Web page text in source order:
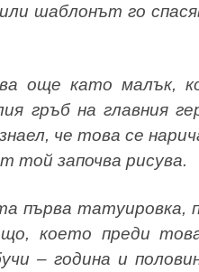
шаблонът го
още като малък,
гръб на главния
че това се
той започва рисува.
първа
което преди
– година и